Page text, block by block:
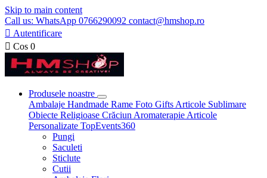
Skip to main content
Call us: WhatsApp 0766290092 contact@hmshop.ro
 Autentificare
 Cos 0
Produsele noastre
Ambalaje Handmade Rame Foto Gifts Articole Sublimare
Obiecte Religioase Crăciun Aromaterapie Articole
Personalizate TopEvents360
Pungi
Saculeti
Sticlute
Cutii